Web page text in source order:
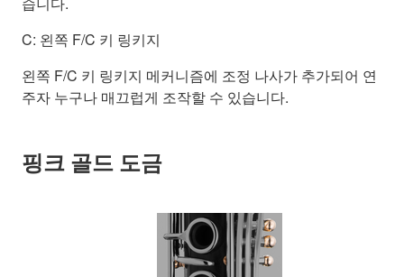
C: 왼쪽 F/C 키 링키지
왼쪽 F/C 키 링키지 메커니즘에 조정 나사가 추가되어 연
주자 누구나 매끄럽게 조작할 수 있습니다.
핑크 골드 도금